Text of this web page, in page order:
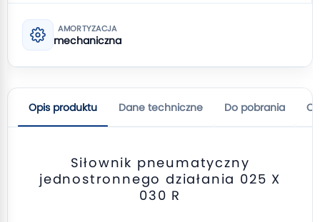
AMORTYZACJA
mechaniczna
Opis produktu Dane techniczne Do pobrania
Siłownik pneumatyczny
jednostronnego działania 025 X
030 R